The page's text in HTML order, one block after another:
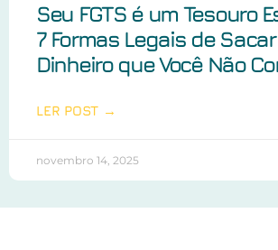
Seu FGTS é um Tesouro
7 Formas Legais de
Dinheiro que Você Não
LER POST →
novembro 14, 2025